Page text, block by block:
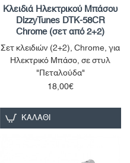
Κλειδιά Ηλεκτρικού Μπάσου
DizzyTunes DTK-58CR
Chrome (σετ από 2+2)
Σετ κλειδιών (2+2), Chrome, για
Ηλεκτρικό Μπάσο, σε στυλ
"Πεταλούδα"
18,00€
ΚΑΛΆΘΙ